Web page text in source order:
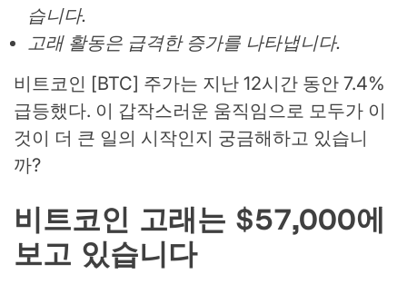
습니다.
고래 활동은 급격한 증가를 나타냅니다.
비트코인 [BTC] 주가는 지난 12시간 동안 7.4%
급등했다. 이 갑작스러운 움직임으로 모두가 이
것이 더 큰 일의 시작인지 궁금해하고 있습니
까?
비트코인 고래는 $57,000에
보고 있습니다